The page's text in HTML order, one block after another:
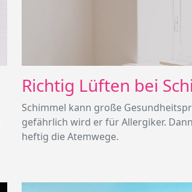
Richtig Lüften bei
Schimmel kann große
gefährlich wird er für Allergiker.
heftig die Atemwege.